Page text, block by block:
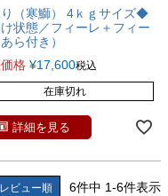
（寒鰤） 4ｋｇサイズ◆
状態／フィーレ＋フィー
ら付き）
格 ¥17,600税込
在庫切れ
詳細を見る
レビュー順 6件中 1-6件表示